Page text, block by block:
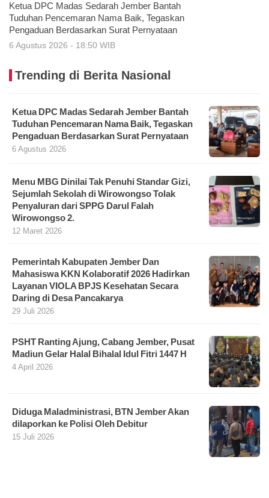
Ketua DPC Madas Sedarah Jember Bantah
Tuduhan Pencemaran Nama Baik, Tegaskan
Pengaduan Berdasarkan Surat Pernyataan
6 Agustus 2026 - 18:50 WIB
Trending di Berita Nasional
Ketua DPC Madas Sedarah Jember Bantah
Tuduhan Pencemaran Nama Baik, Tegaskan
Pengaduan Berdasarkan Surat Pernyataan
6 Agustus 2026
Menu MBG Dinilai Tak Penuhi Standar Gizi,
Sejumlah Sekolah di Wirowongso Tolak
Penyaluran dari SPPG Darul Falah
Wirowongso 2.
12 Maret 2026
Pemerintah Kabupaten Jember Dan
Mahasiswa KKN Kolaboratif 2026 Hadirkan
Layanan VIOLA BPJS Kesehatan Secara
Daring di Desa Pancakarya
29 Juli 2026
PSHT Ranting Ajung, Cabang Jember, Pusat
Madiun Gelar Halal Bihalal Idul Fitri 1447 H
4 April 2026
Diduga Maladministrasi, BTN Jember Akan
dilaporkan ke Polisi Oleh Debitur
15 Juli 2026